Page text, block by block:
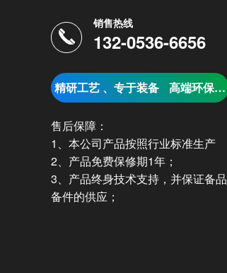
销售热线
132-0536-6656
精研工艺 、专于装备 高端环保设备供应商
售后保障：
1、本公司产品按照行业标准生产
2、产品免费保修期1年；
3、产品终身技术支持，并保证备品
备件的供应；